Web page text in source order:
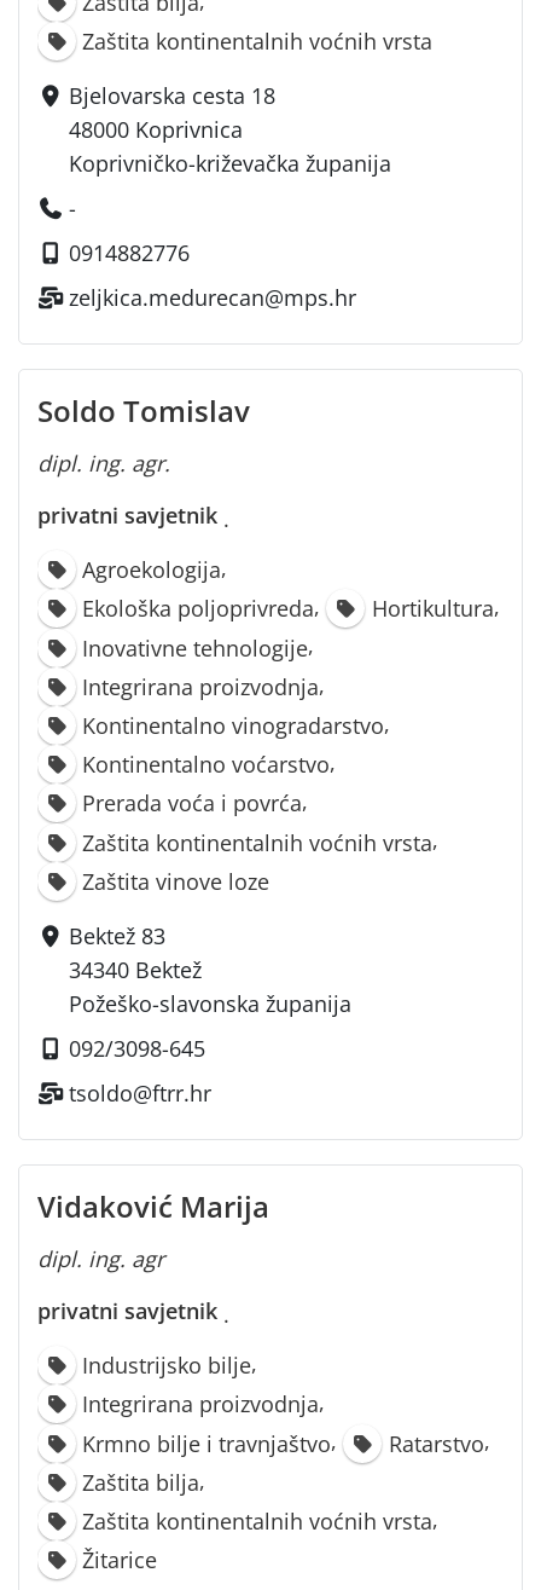
Zaštita kontinentalnih voćnih vrsta
Bjelovarska cesta 18
48000 Koprivnica
Koprivničko-križevačka županija
-
0914882776
zeljkica.medurecan@mps.hr
Soldo Tomislav
dipl. ing. agr.
privatni savjetnik ·
Agroekologija,
Ekološka poljoprivreda, Hortikultura,
Inovativne tehnologije,
Integrirana proizvodnja,
Kontinentalno vinogradarstvo,
Kontinentalno voćarstvo,
Prerada voća i povrća,
Zaštita kontinentalnih voćnih vrsta,
Zaštita vinove loze
Bektež 83
34340 Bektež
Požeško-slavonska županija
092/3098-645
tsoldo@ftrr.hr
Vidaković Marija
dipl. ing. agr
privatni savjetnik ·
Industrijsko bilje,
Integrirana proizvodnja,
Krmno bilje i travnjaštvo, Ratarstvo,
Zaštita bilja,
Zaštita kontinentalnih voćnih vrsta,
Žitarice